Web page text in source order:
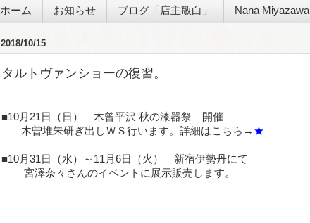
ホーム お知らせ ブログ「店主敬白」 Nana Miyazawa
2018/10/15
タルトヴァンショーの復習。
■10月21日（日） 木曾平沢 秋の漆器祭 開催
木曽堆朱研ぎ出しＷＳ行います。詳細はこちら→ ★
■10月31日（水）～11月6日（火） 新宿伊勢丹にて
宮澤奈々さんのイベントに展示販売します。